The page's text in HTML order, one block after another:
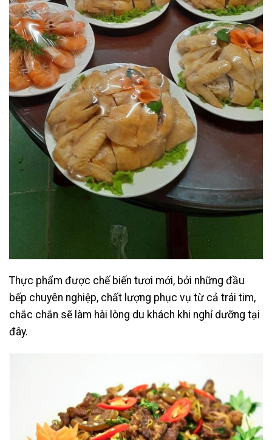
Thực phẩm được chế biến tươi mới, bởi những đầu
bếp chuyên nghiệp, chất lượng phục vụ từ cả trái tim,
chắc chắn sẽ làm hài lòng du khách khi nghỉ dưỡng tại
đây.